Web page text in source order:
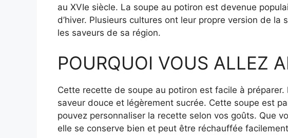
au XVIe siècle. La soupe au potiron est devenue
d’hiver. Plusieurs cultures ont leur propre version de
les saveurs de sa région.
POURQUOI VOUS ALLEZ
Cette recette de soupe au potiron est facile à
saveur douce et légèrement sucrée. Cette soupe est
pouvez personnaliser la recette selon vos goûts. Que
elle se conserve bien et peut être réchauffée